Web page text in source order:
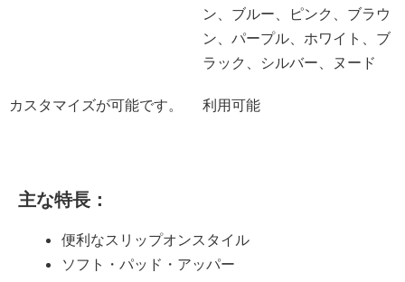
ン、ブルー、ピンク、ブラウ
ン、パープル、ホワイト、ブ
ラック、シルバー、ヌード
カスタマイズが可能です。 利用可能
主な特長：
便利なスリップオンスタイル
ソフト・パッド・アッパー